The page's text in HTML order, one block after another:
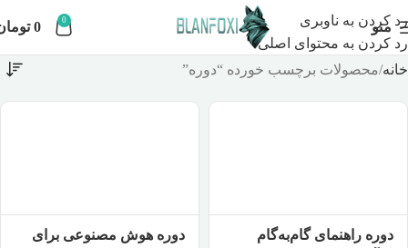
رد کردن به ناوبری
رد کردن به محتوای اصلی
منو 0
0
خانه محصولات برچسب خورده “دوره”
دوره راهنمای گام‌به‌گام
دوره هوش مصنوعی برای